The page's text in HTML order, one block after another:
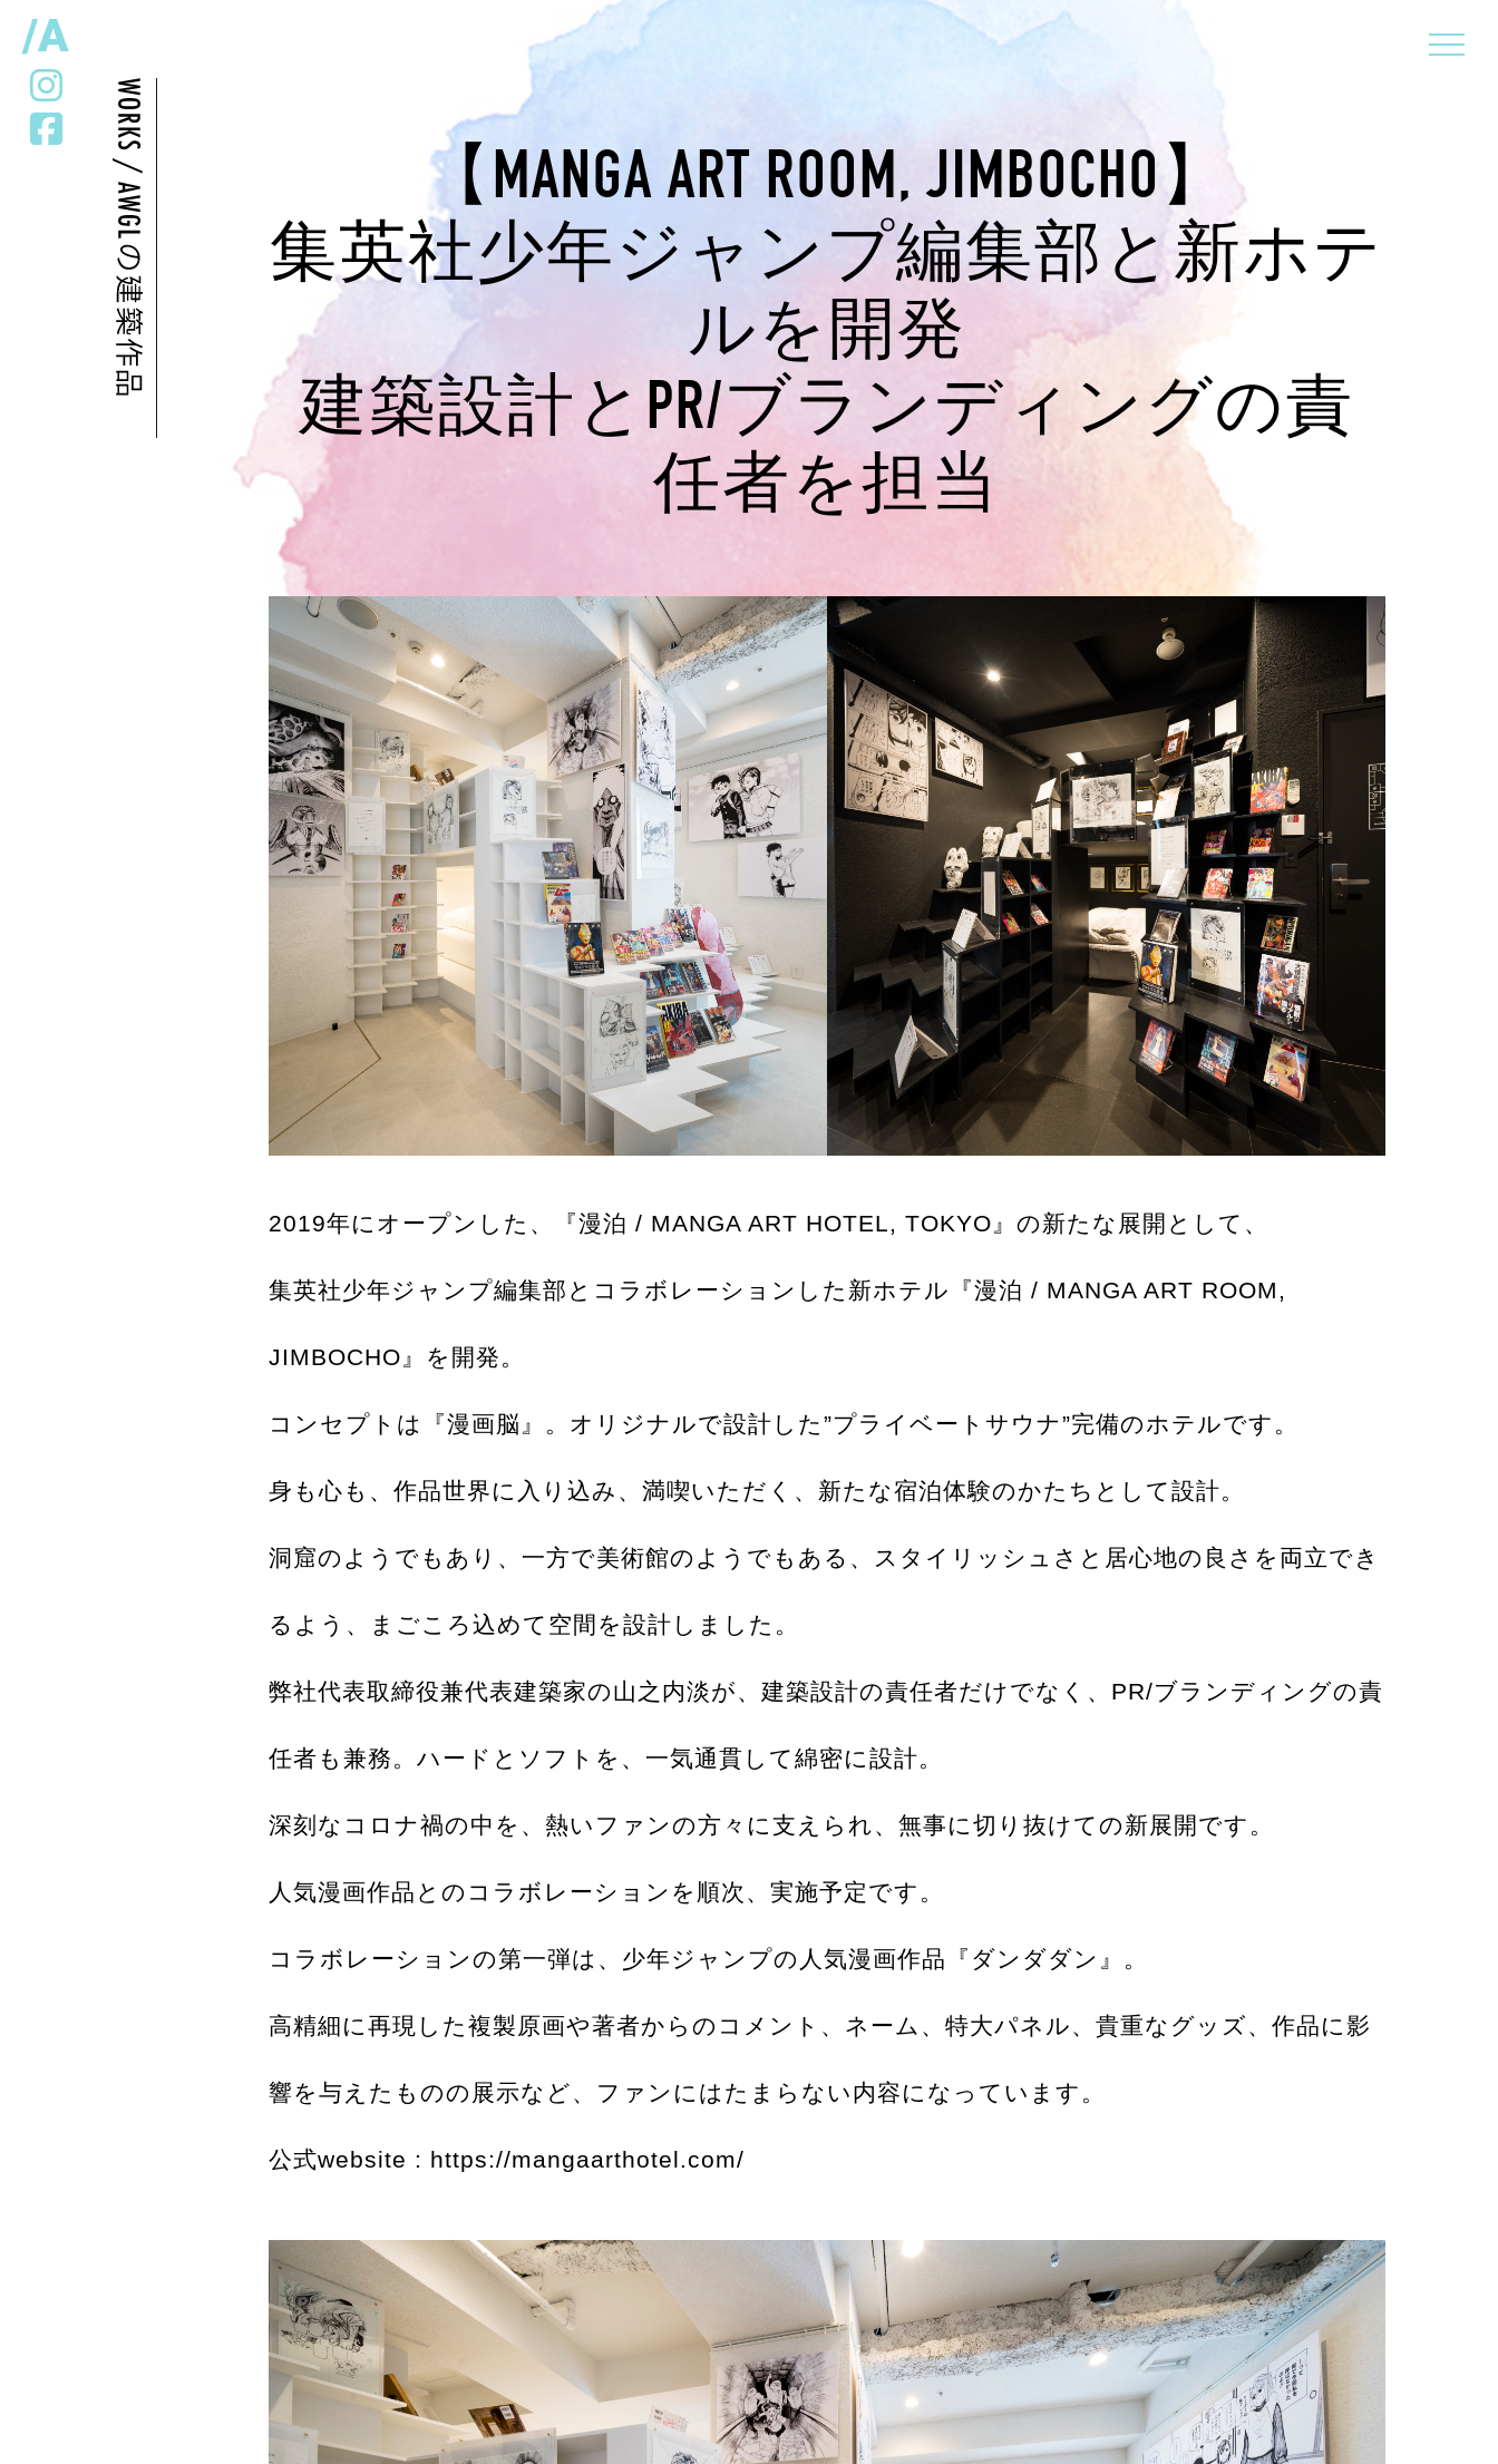
/A
【MANGA ART ROOM, JIMBOCHO】
集英社少年ジャンプ編集部と新ホテ
ルを開発
建築設計とPR/ブランディングの責
任者を担当
2019年にオープンした、『漫泊 / MANGA ART HOTEL, TOKYO』の新たな展開として、
集英社少年ジャンプ編集部とコラボレーションした新ホテル『漫泊 / MANGA ART ROOM,
JIMBOCHO』を開発。
コンセプトは『漫画脳』。オリジナルで設計した”プライベートサウナ”完備のホテルです。
身も心も、作品世界に入り込み、満喫いただく、新たな宿泊体験のかたちとして設計。
洞窟のようでもあり、一方で美術館のようでもある、スタイリッシュさと居心地の良さを両立でき
るよう、まごころ込めて空間を設計しました。
弊社代表取締役兼代表建築家の山之内淡が、建築設計の責任者だけでなく、PR/ブランディングの責
任者も兼務。ハードとソフトを、一気通貫して綿密に設計。
深刻なコロナ禍の中を、熱いファンの方々に支えられ、無事に切り抜けての新展開です。
人気漫画作品とのコラボレーションを順次、実施予定です。
コラボレーションの第一弾は、少年ジャンプの人気漫画作品『ダンダダン』。
高精細に再現した複製原画や著者からのコメント、ネーム、特大パネル、貴重なグッズ、作品に影
響を与えたものの展示など、ファンにはたまらない内容になっています。
公式website : https://mangaarthotel.com/